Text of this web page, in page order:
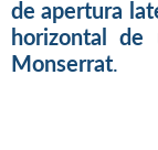
de apertura
horizontal
Monserrat.